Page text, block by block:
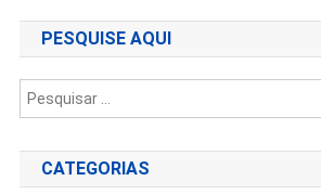
Post
PESQUISE AQUI
CATEGORIAS